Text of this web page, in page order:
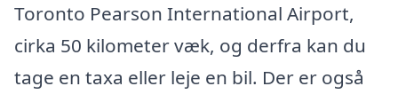
Toronto Pearson International Airport,
cirka 50 kilometer væk, og derfra kan du
tage en taxa eller leje en bil. Der er også